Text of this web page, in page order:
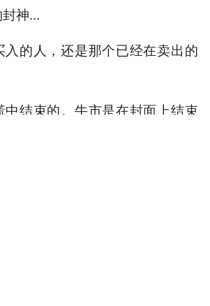
神...
入的人，还是那个已经在卖出的
中结束的。牛市是在封面上结束